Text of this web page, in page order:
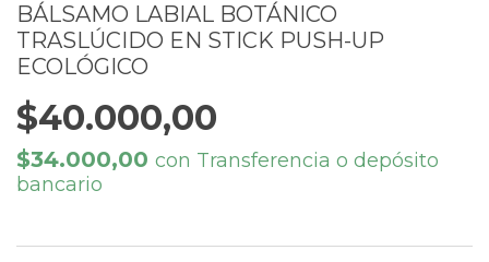
BÁLSAMO LABIAL BOTÁNICO
TRASLÚCIDO EN STICK PUSH-UP
ECOLÓGICO
$40.000,00
$34.000,00 con Transferencia o depósito
bancario